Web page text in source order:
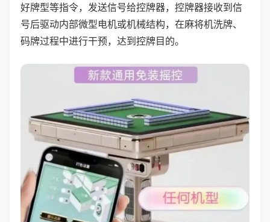
好牌型等指令，发送信号给控牌器，控牌器接收到信
号后驱动内部微型电机或机械结构，在麻将机洗牌、
码牌过程中进行干预，达到控牌目的。